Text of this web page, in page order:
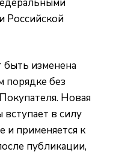
Российской
быть изменена
без
Новая
в силу
и применяется к
публикации,